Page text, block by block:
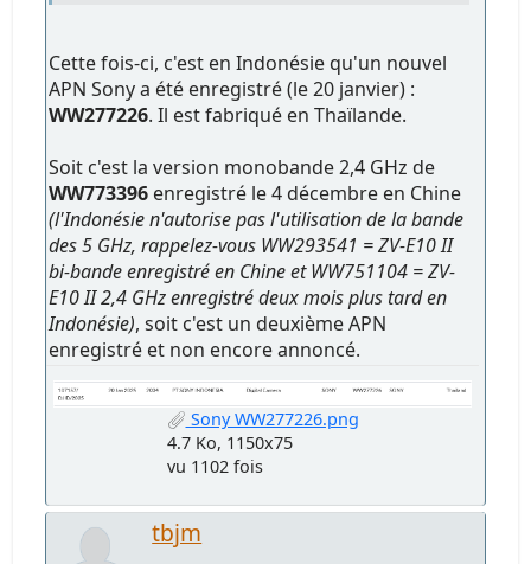
Cette fois-ci, c'est en Indonésie qu'un nouvel
APN Sony a été enregistré (le 20 janvier) :
WW277226. Il est fabriqué en Thaïlande.
Soit c'est la version monobande 2,4 GHz de
WW773396 enregistré le 4 décembre en Chine
(l'Indonésie n'autorise pas l'utilisation de la bande
des 5 GHz, rappelez-vous WW293541 = ZV-E10 II
bi-bande enregistré en Chine et WW751104 = ZV-
E10 II 2,4 GHz enregistré deux mois plus tard en
Indonésie), soit c'est un deuxième APN
enregistré et non encore annoncé.
Sony WW277226.png
4.7 Ko, 1150x75
vu 1102 fois
tbjm